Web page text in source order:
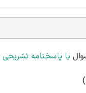
با پاسخنامه تشریحی